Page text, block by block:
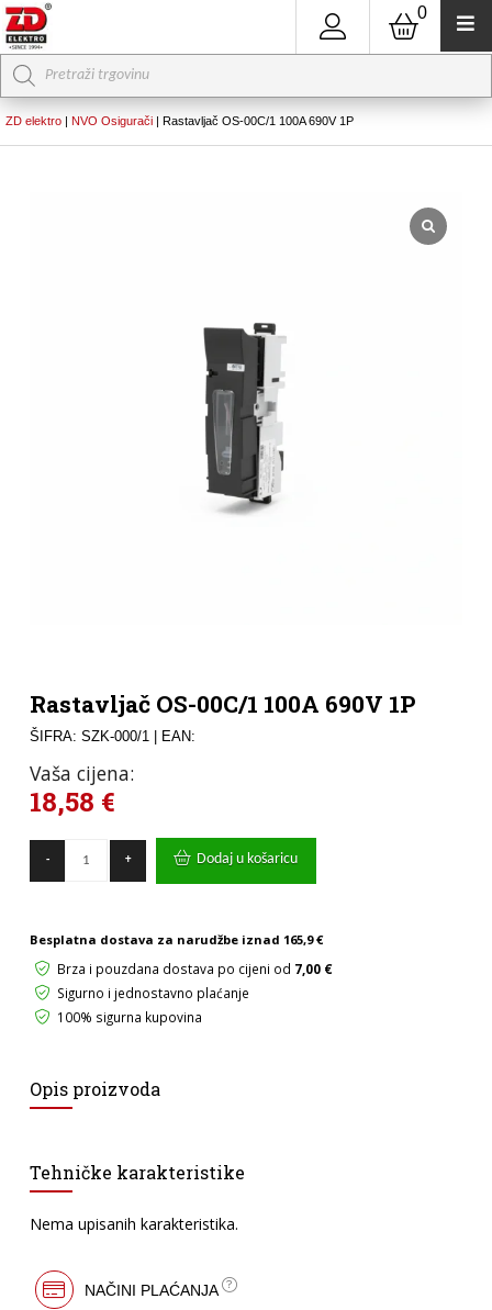
0
Products
search
ZD elektro | NVO Osigurači | Rastavljač OS-00C/1 100A 690V 1P
Rastavljač OS-00C/1 100A 690V 1P
ŠIFRA: SZK-000/1 | EAN:
Vaša cijena:
18,58 €
-
00C/1
1P
+ Dodaj u košaricu
Besplatna dostava za narudžbe iznad 165,9 €
Brza i pouzdana dostava po cijeni od 7,00 €
Sigurno i jednostavno plaćanje
100% sigurna kupovina
Opis proizvoda
Tehničke karakteristike
Nema upisanih karakteristika.
NAČINI PLAĆANJA